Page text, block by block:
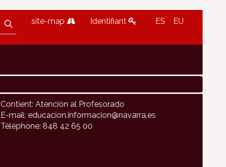
site-map Identifiant ES EU
Contient: Atención al Profesorado
E-mail: educacion.informacion@navarra.es
Téléphone: 848 42 65 00